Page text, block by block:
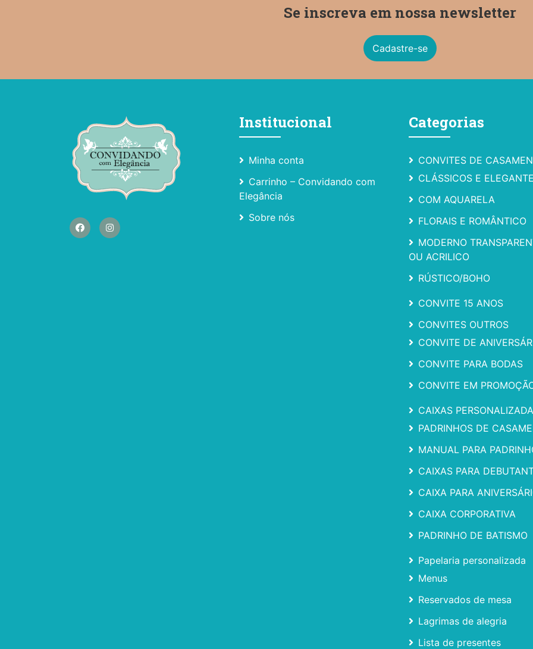
Se inscreva em nossa newsletter
Cadastre-se
Institucional
Minha conta
Carrinho – Convidando com
Elegância
Sobre nós
Categorias
CONVITES DE
CLÁSSICOS E ELEGANTE
COM AQUARELA
FLORAIS E ROMÂNTICO
MODERNO
OU ACRILICO
RÚSTICO/BOHO
CONVITE 15 ANOS
CONVITES OUTROS
CONVITE DE
CONVITE PARA BODAS
CONVITE EM
CAIXAS
PADRINHOS DE
MANUAL PARA
CAIXAS PARA
CAIXA PARA
CAIXA CORPORATIVA
PADRINHO DE BATISMO
Papelaria personalizada
Menus
Reservados de mesa
Lagrimas de alegria
Lista de presentes